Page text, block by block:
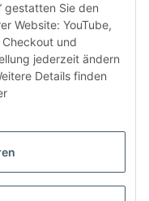
zzgl.
gestatten Sie den
Website: YouTube,
Checkout und
jederzeit ändern
Details finden